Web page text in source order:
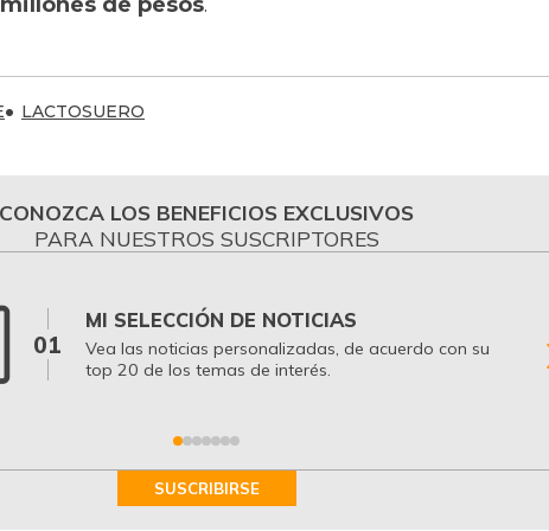
LACTOSUERO
CONOZCA LOS BENEFICIOS EXCLUSIVOS
PARA NUESTROS SUSCRIPTORES
01
MI SELECCIÓN DE NOTICIAS
Vea las noticias personalizadas, de acuerdo con su
top 20 de los temas de interés.
SUSCRIBIRSE